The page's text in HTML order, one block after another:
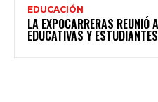
EDUCACIÓN
LA EXPOCARRERAS REUNIÓ
EDUCATIVAS Y